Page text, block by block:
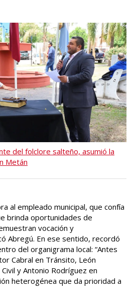
del folclore salteño, asumió la
Metán
al empleado municipal, que confía
brinda oportunidades de
vocación y
Abregú. En ese sentido, recordó
del organigrama local: “Antes
Cabral en Tránsito, León
y Antonio Rodríguez en
heterogénea que da prioridad a